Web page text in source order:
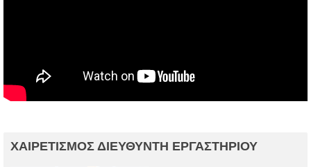
ΧΑΙΡΕΤΙΣΜΟΣ ΔΙΕΥΘΥΝΤΗ ΕΡΓΑΣΤΗΡΙΟΥ